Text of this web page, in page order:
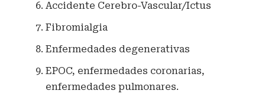
Accidente Cerebro-Vascular/Ictus
Fibromialgia
Enfermedades degenerativas
EPOC, enfermedades coronarias,
enfermedades pulmonares.